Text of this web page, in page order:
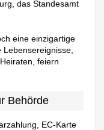
das Standesamt
eine einzigartige
feiern
Behörde
EC-Karte